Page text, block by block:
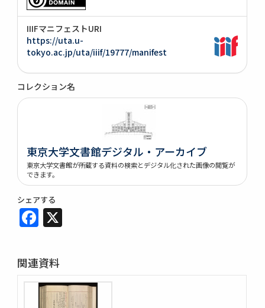
IIIFマニフェストURI
https://uta.u-
tokyo.ac.jp/uta/iiif/19777/manifest
コレクション名
東京大学文書館デジタル・アーカイブ
東京大学文書館が所蔵する資料の検索とデジタル化された画像の閲覧が
できます。
シェアする
Facebook
関連資料